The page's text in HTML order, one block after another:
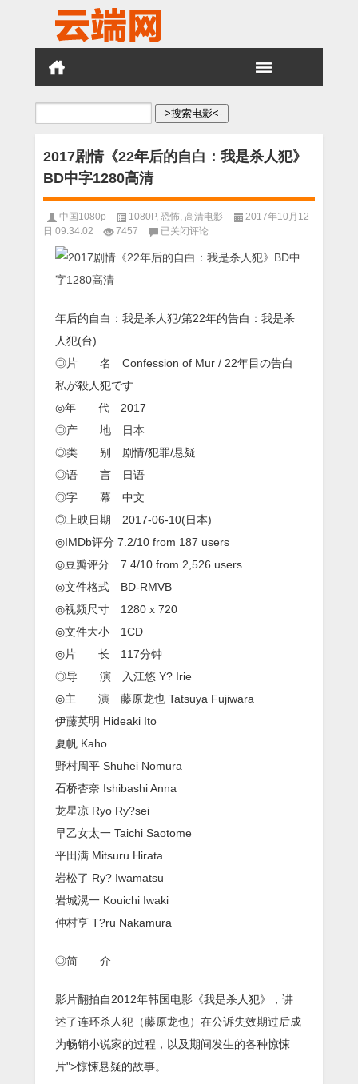
搜
2017剧情《22年后的自白：我是杀人犯》
BD中字1280高清
中国1080p 1080P, 恐怖 高清电影
2017年10月12
日 09:34:02
7457
2017
情
的
我
中
字
已关闭评论
年后的自白：我是杀人犯/第22年的告白：我是杀
人犯(台)
◎片 名 Confession of Mur / 22年目の告白
私が殺人犯です
◎年 代 2017
◎产 地 日本
◎类 别 剧情/犯罪/悬疑
◎语 言 日语
◎字 幕 中文
◎上映日期 2017-06-10(日本)
◎IMDb评分 7.2/10 from 187 users
◎豆瓣评分 7.4/10 from 2,526 users
◎文件格式 BD-RMVB
◎视频尺寸 1280 x 720
◎文件大小 1CD
◎片 长 117分钟
◎导 演 入江悠 Y? Irie
◎主 演 藤原龙也 Tatsuya Fujiwara
伊藤英明 Hideaki Ito
夏帆 Kaho
野村周平 Shuhei Nomura
石桥杏奈 Ishibashi Anna
龙星凉 Ryo Ry?sei
早乙女太一 Taichi Saotome
平田满 Mitsuru Hirata
岩松了 Ry? Iwamatsu
岩城滉一 Kouichi Iwaki
仲村亨 T?ru Nakamura
◎简 介
影片翻拍自2012年韩国电影《我是杀人犯》，讲
述了连环杀人犯（藤原龙也）在公诉失效期过后成
为畅销小说家的过程，以及期间发生的各种惊悚
片">惊悚悬疑的故事。